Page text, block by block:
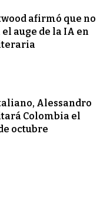
afirmó que no
auge de la IA en
Alessandro
Colombia el
octubre